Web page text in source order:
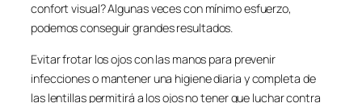
confort visual? Algunas veces con mínimo esfuerzo,
podemos conseguir grandes resultados.
Evitar frotar los ojos con las manos para prevenir
infecciones o mantener una higiene diaria y completa de
las lentillas permitirá a los ojos no tener que luchar contra